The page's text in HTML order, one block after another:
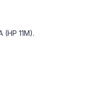
11M).